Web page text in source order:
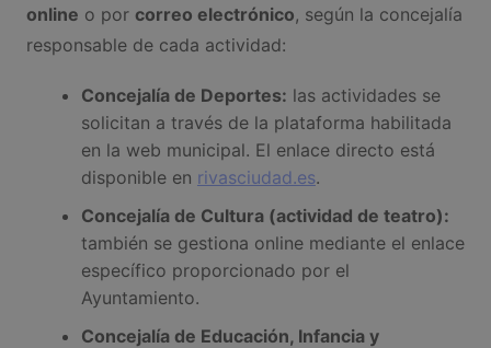
online o por correo electrónico, según la concejalía
responsable de cada actividad:
Concejalía de Deportes: las actividades se
solicitan a través de la plataforma habilitada
en la web municipal. El enlace directo está
disponible en rivasciudad.es.
Concejalía de Cultura (actividad de teatro):
también se gestiona online mediante el enlace
específico proporcionado por el
Ayuntamiento.
Concejalía de Educación, Infancia y